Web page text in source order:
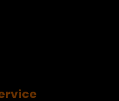
maximal einmal
mit